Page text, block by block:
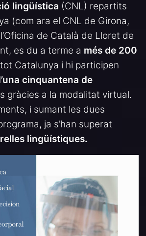
lingüística (CNL) repartits
(com ara el CNL de Girona,
de Català de Lloret de
es du a terme a més de 200
Catalunya i hi participen
cinquantena de
gràcies a la modalitat virtual.
i sumant les dues
ja s’han superat
lingüístiques.